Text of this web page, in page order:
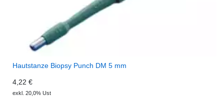
Hautstanze Biopsy Punch DM 5 mm
4,22 €
exkl. 20,0% Ust